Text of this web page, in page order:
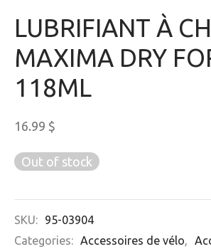
LUBRIFIANT À
MAXIMA DRY
118ML
16.99 $
Out of stock
SKU:
95-03904
Categories: Accessoires de vélo,